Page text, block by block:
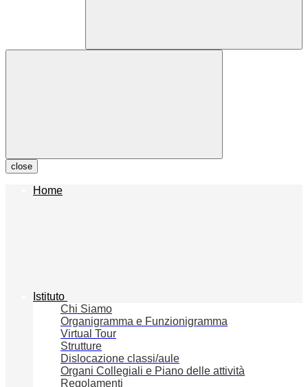
close
Home
Istituto
Chi Siamo
Organigramma e Funzionigramma
Virtual Tour
Strutture
Dislocazione classi/aule
Organi Collegiali e Piano delle attività
Regolamenti